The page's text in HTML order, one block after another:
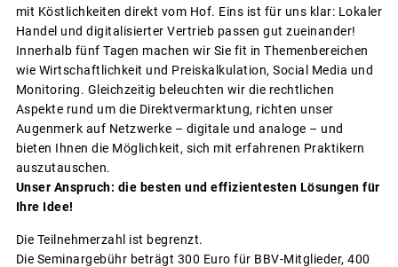
mit Köstlichkeiten direkt vom Hof. Eins ist für uns klar: Lokaler
Handel und digitalisierter Vertrieb passen gut zueinander!
Innerhalb fünf Tagen machen wir Sie fit in Themenbereichen
wie Wirtschaftlichkeit und Preiskalkulation, Social Media und
Monitoring. Gleichzeitig beleuchten wir die rechtlichen
Aspekte rund um die Direktvermarktung, richten unser
Augenmerk auf Netzwerke – digitale und analoge – und
bieten Ihnen die Möglichkeit, sich mit erfahrenen Praktikern
auszutauschen.
Unser Anspruch: die besten und effizientesten Lösungen für
Ihre Idee!
Die Teilnehmerzahl ist begrenzt.
Die Seminargebühr beträgt 300 Euro für BBV-Mitglieder, 400